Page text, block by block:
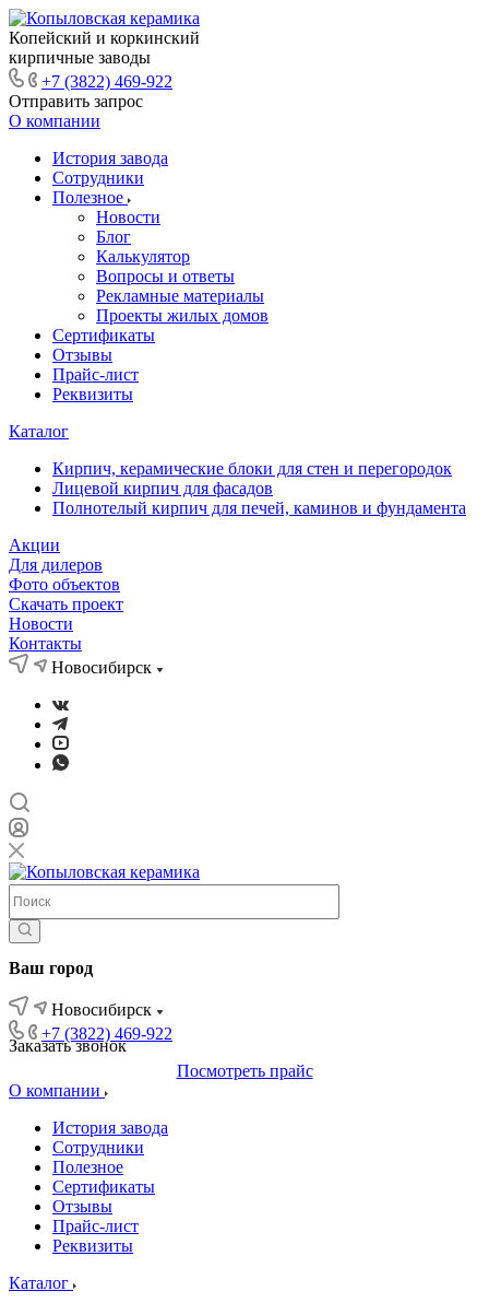
Копейский и коркинский
кирпичные заводы
+7 (3822) 469-922
Отправить запрос
О компании
История завода
Сотрудники
Полезное
Новости
Блог
Калькулятор
Вопросы и ответы
Рекламные материалы
Проекты жилых домов
Сертификаты
Отзывы
Прайс-лист
Реквизиты
Каталог
Кирпич, керамические блоки для стен и перегородок
Лицевой кирпич для фасадов
Полнотелый кирпич для печей, каминов и фундамента
Акции
Для дилеров
Фото объектов
Скачать проект
Новости
Контакты
Новосибирск
Ваш город
Новосибирск
+7 (3822) 469-922
Заказать звонок
Посмотреть прайс
О компании
История завода
Сотрудники
Полезное
Сертификаты
Отзывы
Прайс-лист
Реквизиты
Каталог